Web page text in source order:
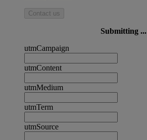
Contact us
Submitting ...
utmCampaign
utmContent
utmMedium
utmTerm
utmSource